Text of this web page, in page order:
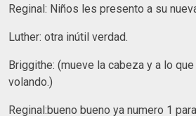
Reginal: Niños les presento a su
Luther: otra inútil verdad.
Briggithe: (mueve la cabeza y a lo
volando.)
Reginal:bueno bueno ya numero 1